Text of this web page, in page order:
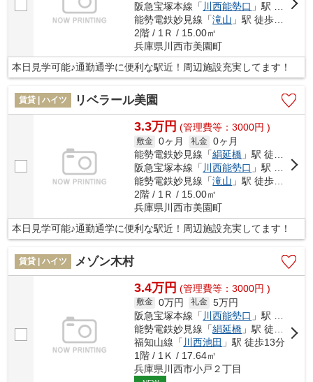
阪急宝塚本線「 川西能勢口 」駅 徒歩13分
能勢電鉄妙見線「滝山 」駅 徒歩15分
2階 / 1Ｒ / 15.00㎡
兵庫県川西市美園町
本日見学可能♪通勤通学に便利な駅近！周辺施設充実してます！
賃貸 | ハイツ リベラール美園
3.3万円 (管理費等：3000円 )
敷金 0ヶ月 礼金 0ヶ月
能勢電鉄妙見線「絹延橋 」駅 徒歩5分
阪急宝塚本線「 川西能勢口 」駅 徒歩13分
能勢電鉄妙見線「滝山 」駅 徒歩15分
2階 / 1Ｒ / 15.00㎡
兵庫県川西市美園町
本日見学可能♪通勤通学に便利な駅近！周辺施設充実してます！
賃貸 | ハイツ メゾン木村
3.4万円 (管理費等：3000円 )
敷金 0万円 礼金 5万円
阪急宝塚本線「 川西能勢口 」駅 徒歩7分
能勢電鉄妙見線「絹延橋 」駅 徒歩12分
福知山線「 川西池田 」駅 徒歩13分
1階 / 1Ｋ / 17.64㎡
兵庫県川西市小戸２丁目